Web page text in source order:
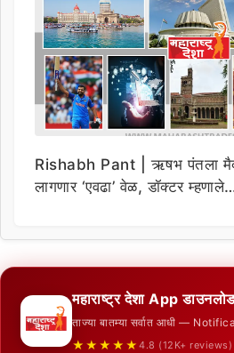
Rishabh Pant | ऋषभ पंतला
लागणार ‘एवढा’ वेळ, डॉक्टर
महाराष्ट्र देशा App
ताज्या बातम्या सर्वात आधी —
★★★★★ 4.8 (12K+ reviews)